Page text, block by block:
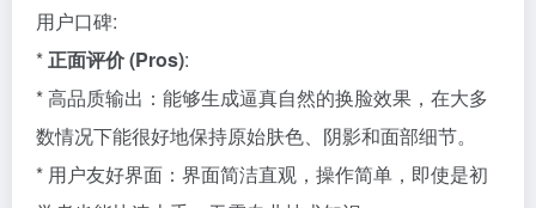
用户口碑:
*正面评价 (Pros):
* 高品质输出：能够生成逼真自然的换脸效果，在大多
数情况下能很好地保持原始肤色、阴影和面部细节。
* 用户友好界面：界面简洁直观，操作简单，即使是初